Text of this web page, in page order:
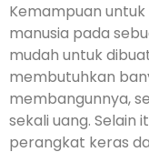
Kemampuan
manusia pada
mudah untuk
membutuhkan
membangunnya,
sekali uang. Selain
perangkat keras